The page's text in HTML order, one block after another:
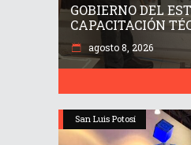
GOBIERNO DEL
CAPACITACIÓN
agosto 8, 2026
San Luis Potosí